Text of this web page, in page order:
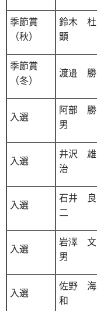
季節賞
（秋）
鈴木 杜
顕
季節賞
（冬）
渡邉 勝
入選
阿部 勝
男
入選
井沢 雄
治
入選
石井 良
二
入選
岩澤 文
男
入選
佐野 海
和